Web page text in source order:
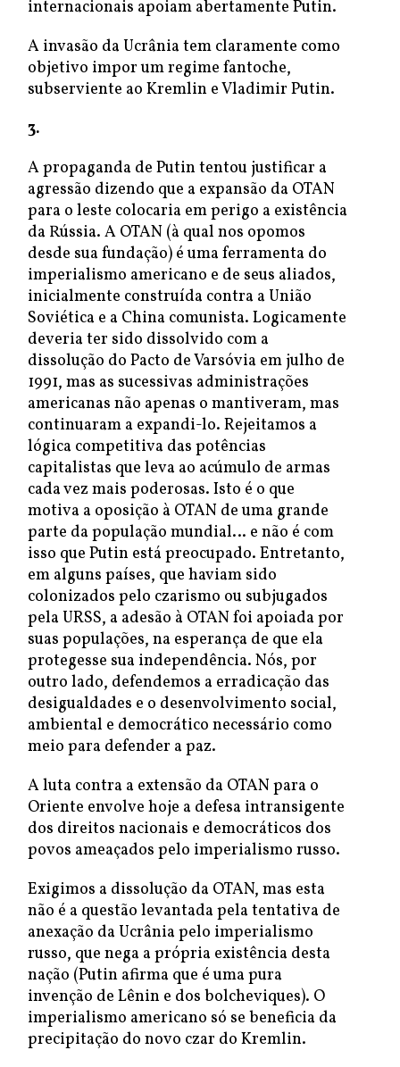
internacionais apoiam abertamente Putin.
A invasão da Ucrânia tem claramente como
objetivo impor um regime fantoche,
subserviente ao Kremlin e Vladimir Putin.
3.
A propaganda de Putin tentou justificar a
agressão dizendo que a expansão da OTAN
para o leste colocaria em perigo a existência
da Rússia. A OTAN (à qual nos opomos
desde sua fundação) é uma ferramenta do
imperialismo americano e de seus aliados,
inicialmente construída contra a União
Soviética e a China comunista. Logicamente
deveria ter sido dissolvido com a
dissolução do Pacto de Varsóvia em julho de
1991, mas as sucessivas administrações
americanas não apenas o mantiveram, mas
continuaram a expandi-lo. Rejeitamos a
lógica competitiva das potências
capitalistas que leva ao acúmulo de armas
cada vez mais poderosas. Isto é o que
motiva a oposição à OTAN de uma grande
parte da população mundial… e não é com
isso que Putin está preocupado. Entretanto,
em alguns países, que haviam sido
colonizados pelo czarismo ou subjugados
pela URSS, a adesão à OTAN foi apoiada por
suas populações, na esperança de que ela
protegesse sua independência. Nós, por
outro lado, defendemos a erradicação das
desigualdades e o desenvolvimento social,
ambiental e democrático necessário como
meio para defender a paz.
A luta contra a extensão da OTAN para o
Oriente envolve hoje a defesa intransigente
dos direitos nacionais e democráticos dos
povos ameaçados pelo imperialismo russo.
Exigimos a dissolução da OTAN, mas esta
não é a questão levantada pela tentativa de
anexação da Ucrânia pelo imperialismo
russo, que nega a própria existência desta
nação (Putin afirma que é uma pura
invenção de Lênin e dos bolcheviques). O
imperialismo americano só se beneficia da
precipitação do novo czar do Kremlin.